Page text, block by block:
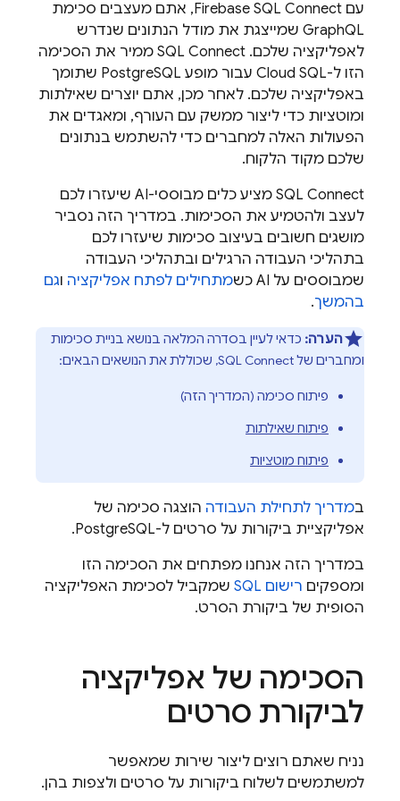
עם Firebase SQL Connect, אתם מעצבים סכימת
GraphQL שמייצגת את מודל הנתונים שנדרש
לאפליקציה שלכם. ‫ SQL Connect ממיר את הסכימה
הזו ל-Cloud SQL
עבור מופע PostgreSQL שתומך
באפליקציה שלכם. לאחר מכן, אתם יוצרים שאילתות
ומוטציות כדי ליצור ממשק עם העורף, ומאגדים את
הפעולות האלה למחברים כדי להשתמש בנתונים
שלכם מקוד הלקוח.
SQL Connect
מציע כלים מבוססי-AI שיעזרו לכם
לעצב ולהטמיע את הסכימות. במדריך הזה נסביר
מושגים חשובים בעיצוב סכימות שיעזרו לכם
בתהליכי העבודה הרגילים ובתהליכי העבודה
שמבוססים על AI כש
מתחילים לפתח אפליקציה וגם
בהמשך.
הערה: כדאי לעיין בסדרה המלאה בנושא בניית סכימות
ומחברים שלSQL Connect, שכוללת את הנושאים הבאים:
פיתוח סכימה (המדריך הזה)
פיתוח שאילתות
פיתוח מוטציות
במדריך לתחילת העבודה הוצגה סכימה של
אפליקציית ביקורות על סרטים ל-PostgreSQL.
במדריך הזה אנחנו מפתחים את הסכימה הזו
ומספקים רישום SQL
שמקביל לסכימת האפליקציה
הסופית של ביקורת הסרט.
הסכימה של אפליקציה
לביקורת סרטים
נניח שאתם רוצים ליצור שירות שמאפשר
למשתמשים לשלוח ביקורות על סרטים ולצפות בהן.